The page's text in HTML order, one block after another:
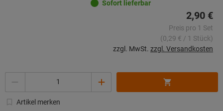
Sofort lieferbar
2,90 €
Preis pro 1 Set
(0,29 € / 1 Stück)
zzgl. MwSt. zzgl. Versandkosten
Artikel merken